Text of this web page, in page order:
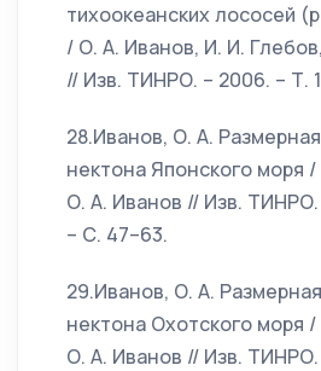
тихоокеанских лососей
/ О. А. Иванов, И. И.
// Изв. ТИНРО. – 2006. – Т.
28.Иванов, О. А.
нектона Японского моря
О. А. Иванов // Изв. ТИНРО.
– С. 47–63.
29.Иванов, О. А.
нектона Охотского моря
О. А. Иванов // Изв. ТИНРО.